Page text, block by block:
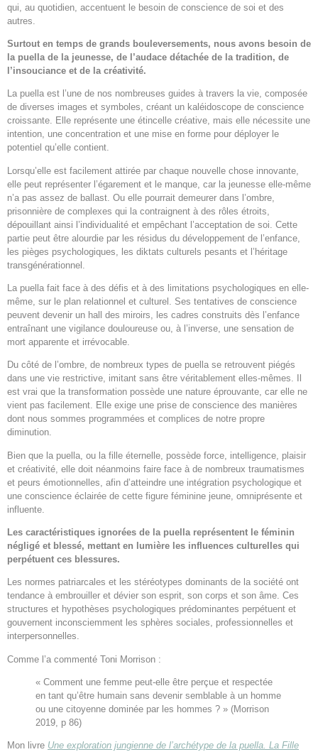
qui, au quotidien, accentuent le besoin de conscience de soi et des
autres.
Surtout en temps de grands bouleversements, nous avons besoin de
la puella de la jeunesse, de l’audace détachée de la tradition, de
l’insouciance et de la créativité.
La puella est l’une de nos nombreuses guides à travers la vie, composée
de diverses images et symboles, créant un kaléidoscope de conscience
croissante. Elle représente une étincelle créative, mais elle nécessite une
intention, une concentration et une mise en forme pour déployer le
potentiel qu’elle contient.
Lorsqu’elle est facilement attirée par chaque nouvelle chose innovante,
elle peut représenter l’égarement et le manque, car la jeunesse elle-même
n’a pas assez de ballast. Ou elle pourrait demeurer dans l’ombre,
prisonnière de complexes qui la contraignent à des rôles étroits,
dépouillant ainsi l’individualité et empêchant l’acceptation de soi. Cette
partie peut être alourdie par les résidus du développement de l’enfance,
les pièges psychologiques, les diktats culturels pesants et l’héritage
transgénérationnel.
La puella fait face à des défis et à des limitations psychologiques en elle-
même, sur le plan relationnel et culturel. Ses tentatives de conscience
peuvent devenir un hall des miroirs, les cadres construits dès l’enfance
entraînant une vigilance douloureuse ou, à l’inverse, une sensation de
mort apparente et irrévocable.
Du côté de l’ombre, de nombreux types de puella se retrouvent piégés
dans une vie restrictive, imitant sans être véritablement elles-mêmes. Il
est vrai que la transformation possède une nature éprouvante, car elle ne
vient pas facilement. Elle exige une prise de conscience des manières
dont nous sommes programmées et complices de notre propre
diminution.
Bien que la puella, ou la fille éternelle, possède force, intelligence, plaisir
et créativité, elle doit néanmoins faire face à de nombreux traumatismes
et peurs émotionnelles, afin d’atteindre une intégration psychologique et
une conscience éclairée de cette figure féminine jeune, omniprésente et
influente.
Les caractéristiques ignorées de la puella représentent le féminin
négligé et blessé, mettant en lumière les influences culturelles qui
perpétuent ces blessures.
Les normes patriarcales et les stéréotypes dominants de la société ont
tendance à embrouiller et dévier son esprit, son corps et son âme. Ces
structures et hypothèses psychologiques prédominantes perpétuent et
gouvernent inconsciemment les sphères sociales, professionnelles et
interpersonnelles.
Comme l’a commenté Toni Morrison :
« Comment une femme peut-elle être perçue et respectée
en tant qu’être humain sans devenir semblable à un homme
ou une citoyenne dominée par les hommes ? » (Morrison
2019, p 86)
Mon livre Une exploration jungienne de l’archétype de la puella. La Fille